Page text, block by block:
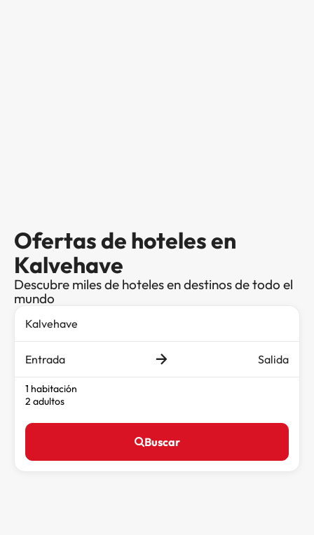
Ofertas de hoteles en
Kalvehave
Descubre miles de hoteles en destinos de todo el
mundo
Entrada Salida
1 habitación
2 adultos
Buscar